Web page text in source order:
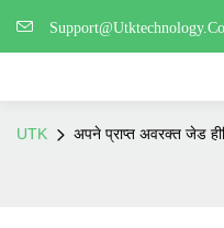
UTK अपने प्राप्त अवरक्त जेड